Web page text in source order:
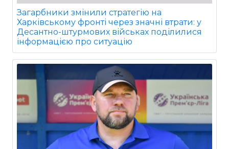
Загарбники змінили стратегію на
Харківському фронті через значні втрати: у
Десантно-штурмових військах поділилися
інформацією про ситуацію